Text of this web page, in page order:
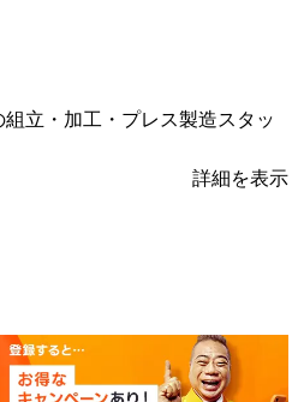
立・加工・プレス製造スタッ
詳細を表示